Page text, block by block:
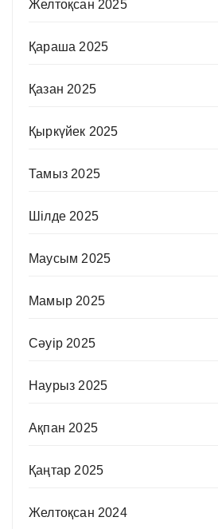
Желтоқсан 2025
Қараша 2025
Қазан 2025
Қыркүйек 2025
Тамыз 2025
Шілде 2025
Маусым 2025
Мамыр 2025
Сәуір 2025
Наурыз 2025
Ақпан 2025
Қаңтар 2025
Желтоқсан 2024